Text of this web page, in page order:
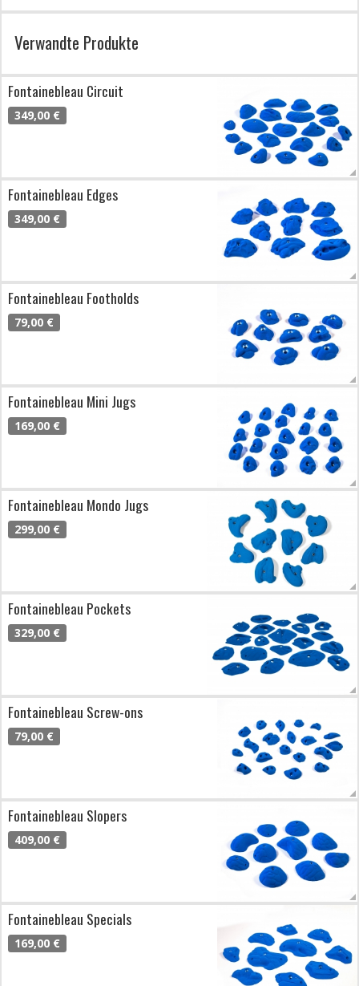
Verwandte Produkte
Fontainebleau Circuit
349,00 €
Fontainebleau Edges
349,00 €
Fontainebleau Footholds
79,00 €
Fontainebleau Mini Jugs
169,00 €
Fontainebleau Mondo Jugs
299,00 €
Fontainebleau Pockets
329,00 €
Fontainebleau Screw-ons
79,00 €
Fontainebleau Slopers
409,00 €
Fontainebleau Specials
169,00 €